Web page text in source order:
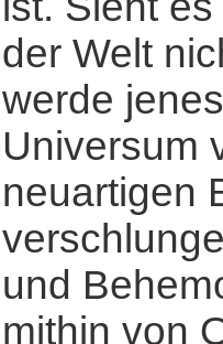
der Welt
werde
Universum
neuartigen
und
mithin von